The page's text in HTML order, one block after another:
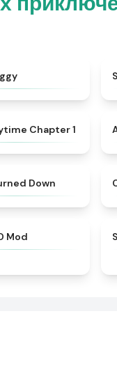
★ 4.3
Chapter 1
Down
Mod